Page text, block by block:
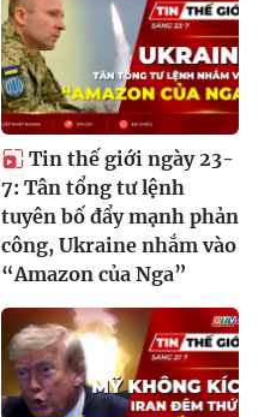
Tin thế giới ngày 23-
7: Tân tổng tư lệnh
tuyên bố đẩy mạnh phản
công, Ukraine nhắm vào
“Amazon của Nga”